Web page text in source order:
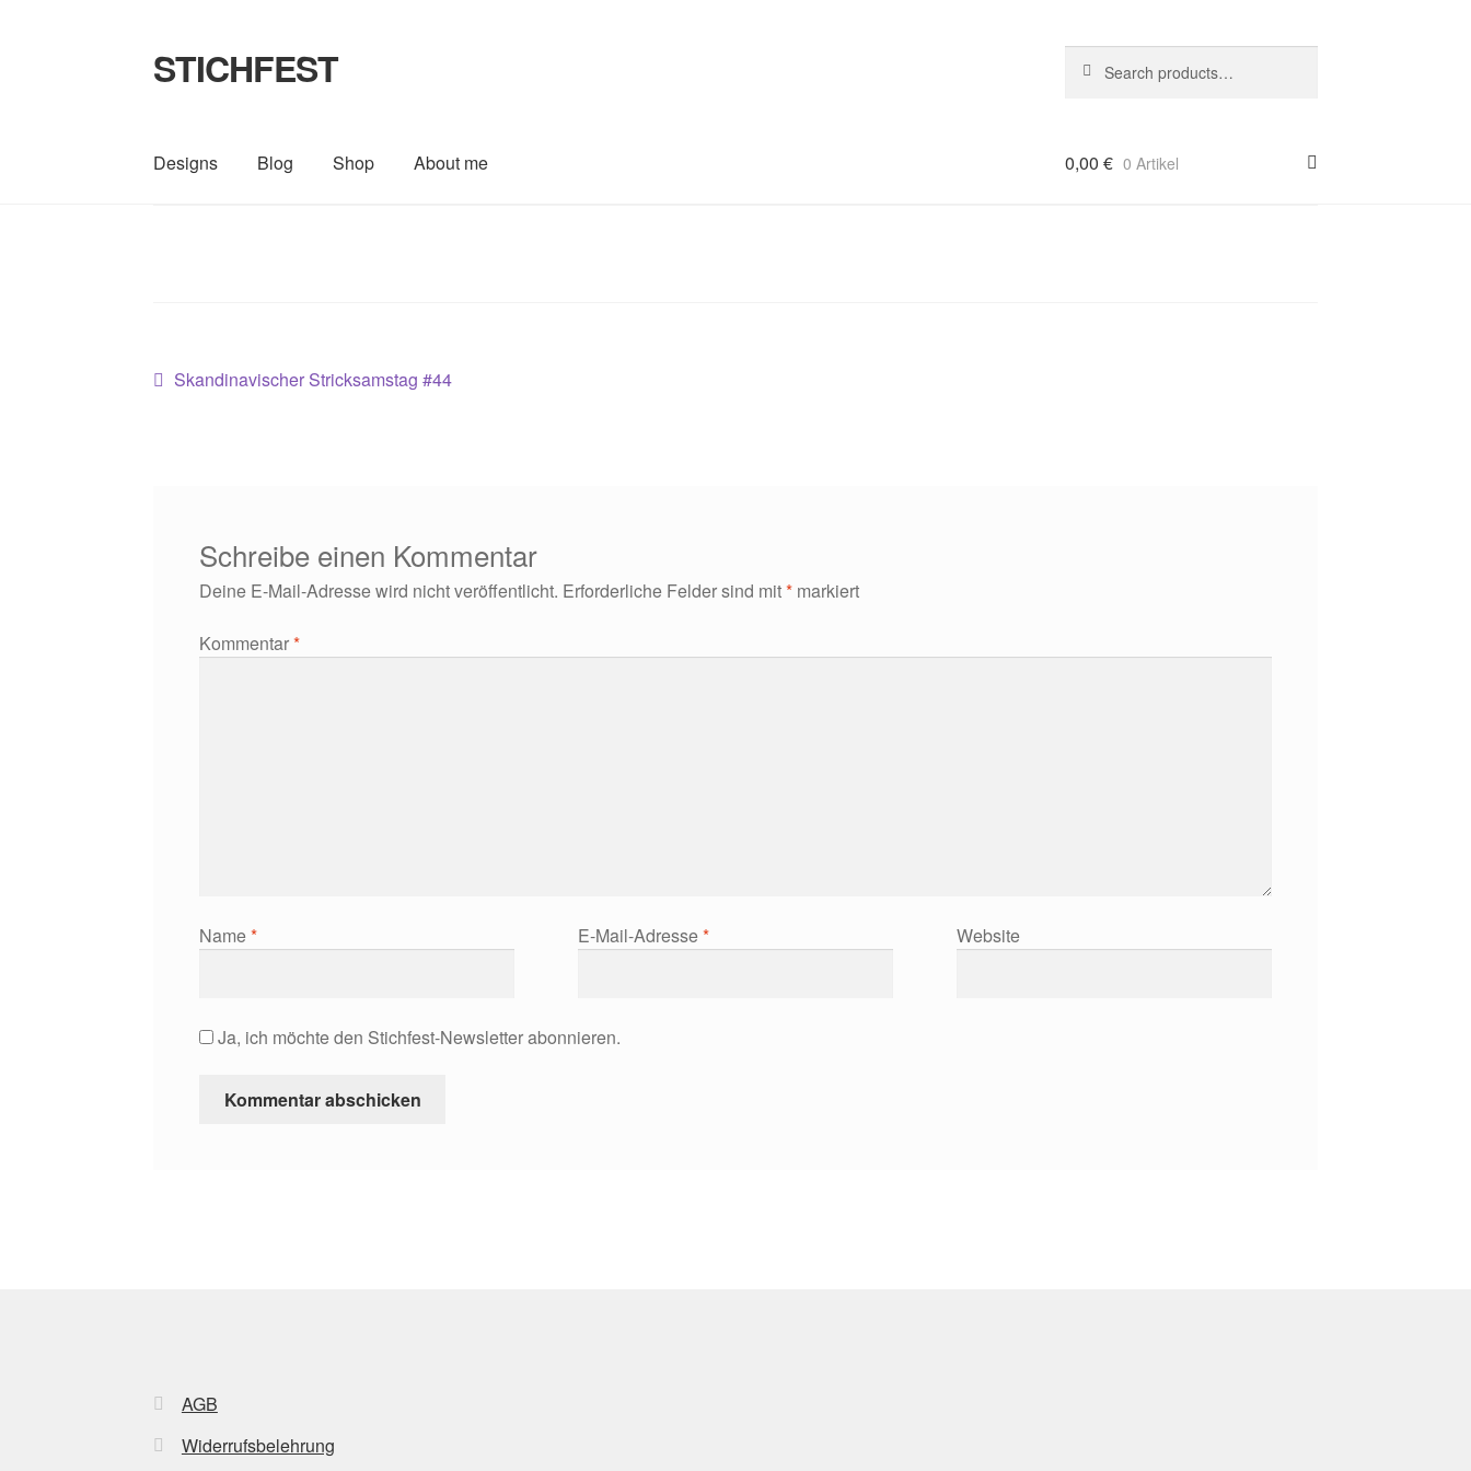
Zur
Navigation
Zum
Inhalt
STICHFEST
nach:
Designs Blog Shop About me 0,00 € 0 Artikel
Beitragsnavigation
Vorheriger
Skandinavischer Stricksamstag #44
Schreibe einen Kommentar
Deine E-Mail-Adresse wird nicht veröffentlicht. Erforderliche Felder sind mit*markiert
Kommentar*
Name* E-Mail-Adresse* Website
Ja, ich möchte den Stichfest-Newsletter abonnieren.
AGB
Widerrufsbelehrung